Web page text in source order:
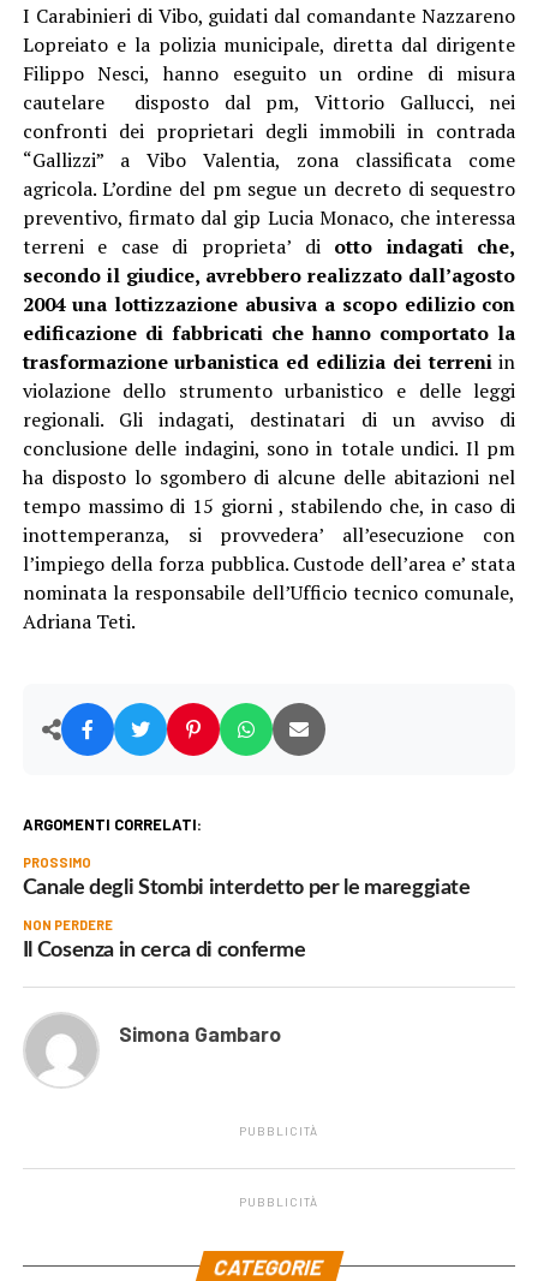
I Carabinieri di Vibo, guidati dal comandante Nazzareno
Lopreiato e la polizia municipale, diretta dal dirigente
Filippo Nesci, hanno eseguito un ordine di misura
cautelare disposto dal pm, Vittorio Gallucci, nei
confronti dei proprietari degli immobili in contrada
“Gallizzi” a Vibo Valentia, zona classificata come
agricola. L’ordine del pm segue un decreto di sequestro
preventivo, firmato dal gip Lucia Monaco, che interessa
terreni e case di proprieta’ di otto indagati che,
secondo il giudice, avrebbero realizzato dall’agosto
2004 una lottizzazione abusiva a scopo edilizio con
edificazione di fabbricati che hanno comportato la
trasformazione urbanistica ed edilizia dei terreniin
violazione dello strumento urbanistico e delle leggi
regionali. Gli indagati, destinatari di un avviso di
conclusione delle indagini, sono in totale undici. Il pm
ha disposto lo sgombero di alcune delle abitazioni nel
tempo massimo di 15 giorni , stabilendo che, in caso di
inottemperanza, si provvedera’ all’esecuzione con
l’impiego della forza pubblica. Custode dell’area e’ stata
nominata la responsabile dell’Ufficio tecnico comunale,
Adriana Teti.
ARGOMENTI CORRELATI:
PROSSIMO
Canale degli Stombi interdetto per le mareggiate
NON PERDERE
Il Cosenza in cerca di conferme
Simona Gambaro
PUBBLICITÀ
PUBBLICITÀ
CATEGORIE